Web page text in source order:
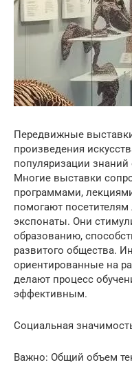
Передвижные
произведения
популяризации знаний
Многие выставки
программами,
помогают
экспонаты. Они
образованию,
развитого общества.
ориентированные на
делают процесс
эффективным.
Социальная
Важно: Общий объем